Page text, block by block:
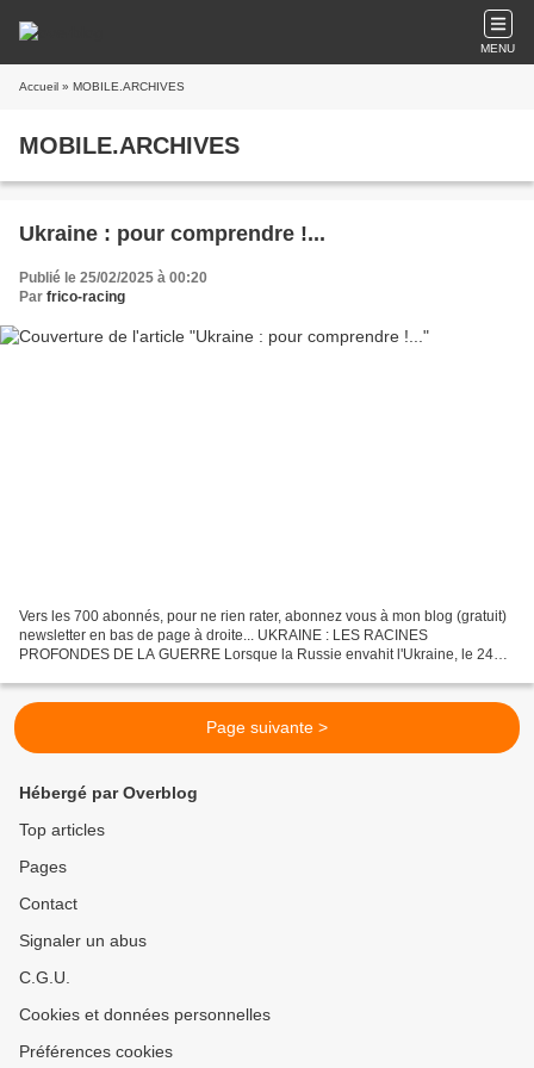
MENU
Accueil » MOBILE.ARCHIVES
MOBILE.ARCHIVES
Ukraine : pour comprendre !...
Publié le 25/02/2025 à 00:20
Par frico-racing
Vers les 700 abonnés, pour ne rien rater, abonnez vous à mon blog (gratuit)
newsletter en bas de page à droite... UKRAINE : LES RACINES
PROFONDES DE LA GUERRE Lorsque la Russie envahit l'Ukraine, le 24
Page suivante >
Hébergé par Overblog
Top articles
Pages
Contact
Signaler un abus
C.G.U.
Cookies et données personnelles
Préférences cookies